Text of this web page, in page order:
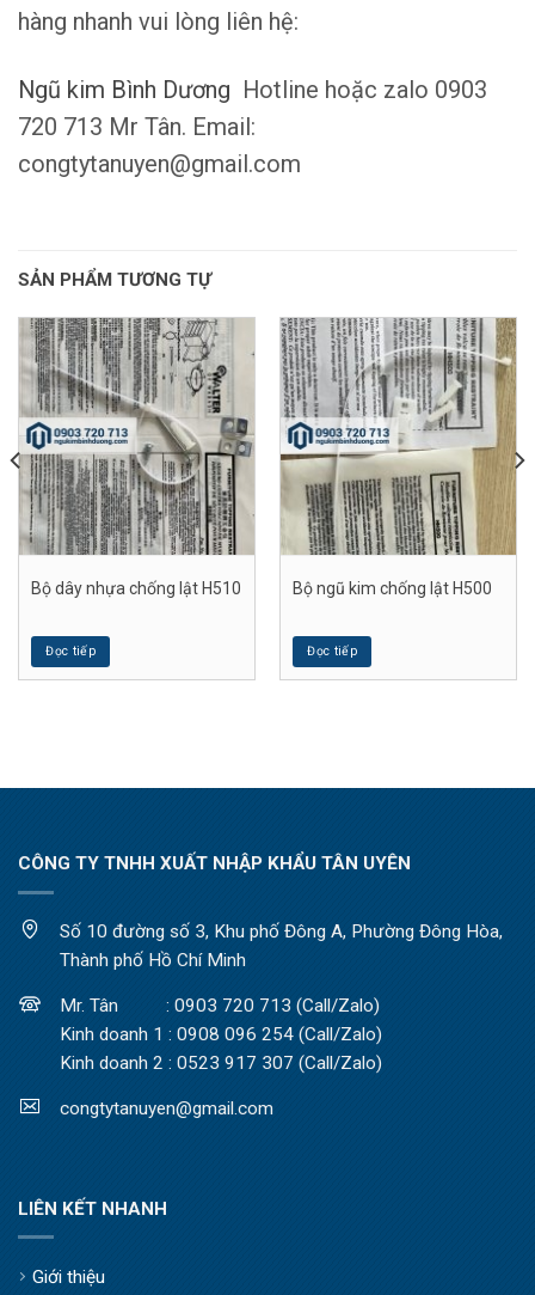
hàng nhanh vui lòng liên hệ:
Ngũ kim Bình Dương Hotline hoặc zalo 0903
720 713 Mr Tân. Email:
congtytanuyen@gmail.com
SẢN PHẨM TƯƠNG TỰ
Bộ dây nhựa chống lật H510
Đọc tiếp
Bộ ngũ kim chống lật H500
Đọc tiếp
CÔNG TY TNHH XUẤT NHẬP KHẨU TÂN UYÊN
Số 10 đường số 3, Khu phố Đông A, Phường Đông Hòa,
Thành phố Hồ Chí Minh
Mr. Tân : 0903 720 713 (Call/Zalo)
Kinh doanh 1 : 0908 096 254 (Call/Zalo)
Kinh doanh 2 : 0523 917 307 (Call/Zalo)
congtytanuyen@gmail.com
LIÊN KẾT NHANH
Giới thiệu